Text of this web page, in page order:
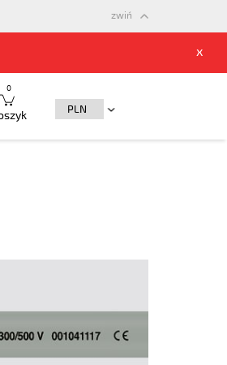
x
zwiń
0